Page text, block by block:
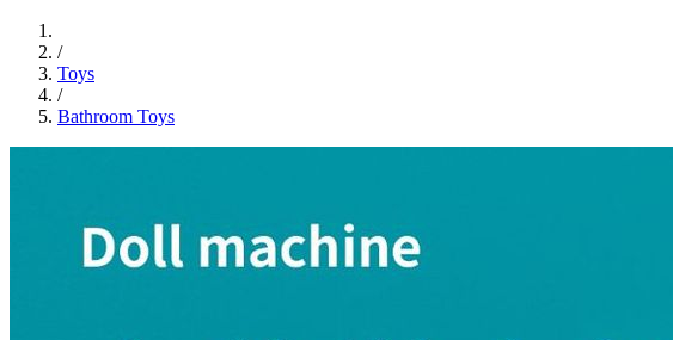
/
Toys
/
Bathroom Toys